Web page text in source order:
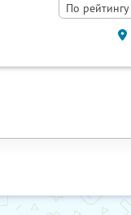
По рейтингу